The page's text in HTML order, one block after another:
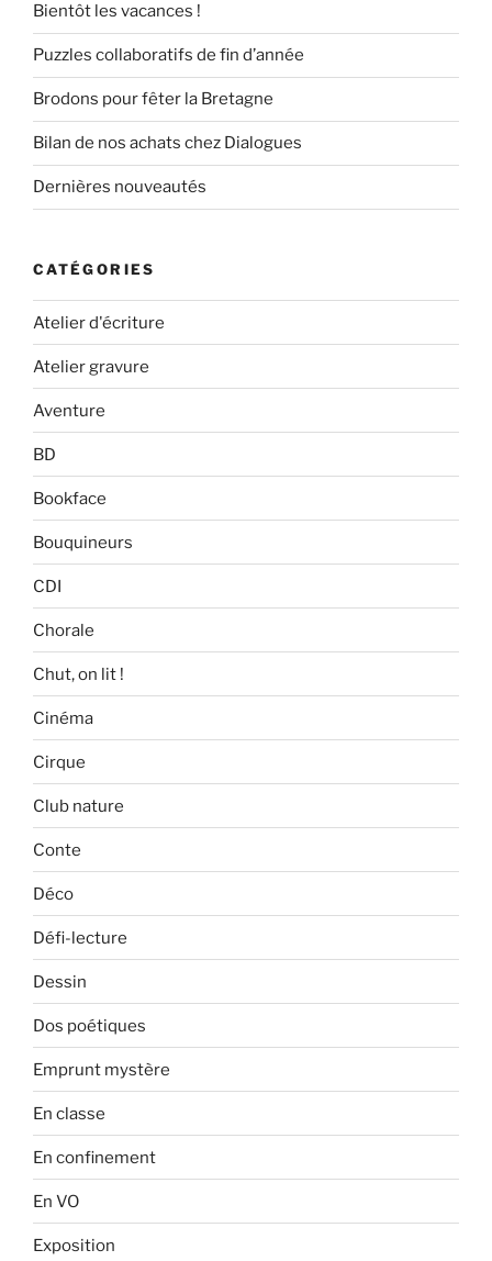
Bientôt les vacances !
Puzzles collaboratifs de fin d’année
Brodons pour fêter la Bretagne
Bilan de nos achats chez Dialogues
Dernières nouveautés
CATÉGORIES
Atelier d'écriture
Atelier gravure
Aventure
BD
Bookface
Bouquineurs
CDI
Chorale
Chut, on lit !
Cinéma
Cirque
Club nature
Conte
Déco
Défi-lecture
Dessin
Dos poétiques
Emprunt mystère
En classe
En confinement
En VO
Exposition